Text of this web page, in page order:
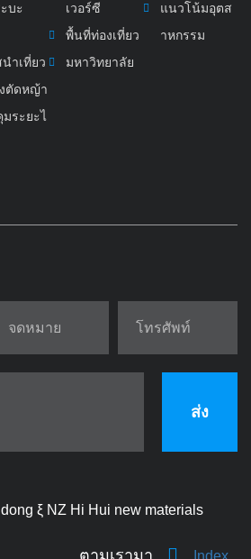
บะ
ำเที่ยว
ตัดหญ้า
ระยะไ
เวอร์ซี
พื้นที่ท่องเที่ยว
มหาวิทยาลัย
แนวโน้มอุตส
าหกรรม
ส่ง
ξ NZ Hi Hui new materials
Index